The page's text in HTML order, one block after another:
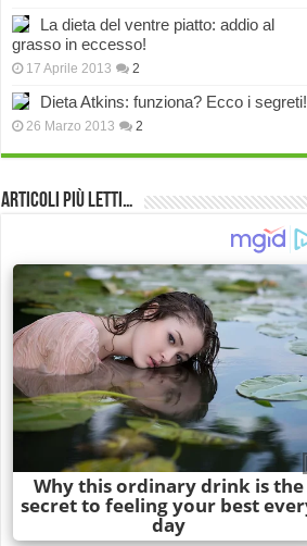
La dieta del ventre piatto: addio al
grasso in eccesso!
17 Aprile 2013 2
Dieta Atkins: funziona? Ecco i segreti!
26 Marzo 2013 2
Articoli più Letti…